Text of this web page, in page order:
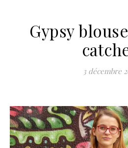
Gypsy
3 décembre